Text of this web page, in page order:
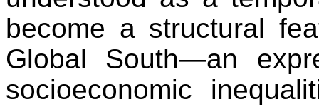
become a structural
Global South—an
socioeconomic